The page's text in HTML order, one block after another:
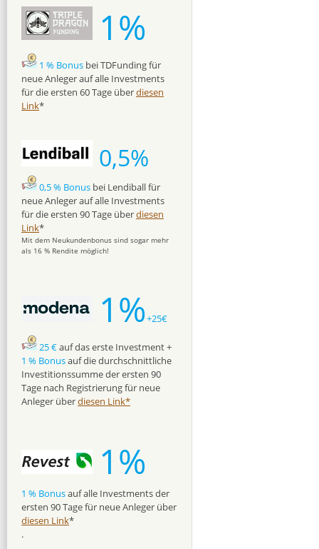
1%
1 % Bonus bei TDFunding für
neue Anleger auf alle Investments
für die ersten 60 Tage überdiesen
Link*
0,5%
0,5 % Bonus bei Lendiball für
neue Anleger auf alle Investments
für die ersten 90 Tage überdiesen
Link*
Mit dem Neukundenbonus sind sogar mehr
als 16 % Rendite möglich!
1%+25€
25 €auf das erste Investment +
1 % Bonusauf die durchschnittliche
Investitionssumme der ersten 90
Tage nach Registrierung für neue
Anleger überdiesen Link*
1%
1 % Bonusauf alle Investments der
ersten 90 Tage für neue Anleger über
diesen Link*
.